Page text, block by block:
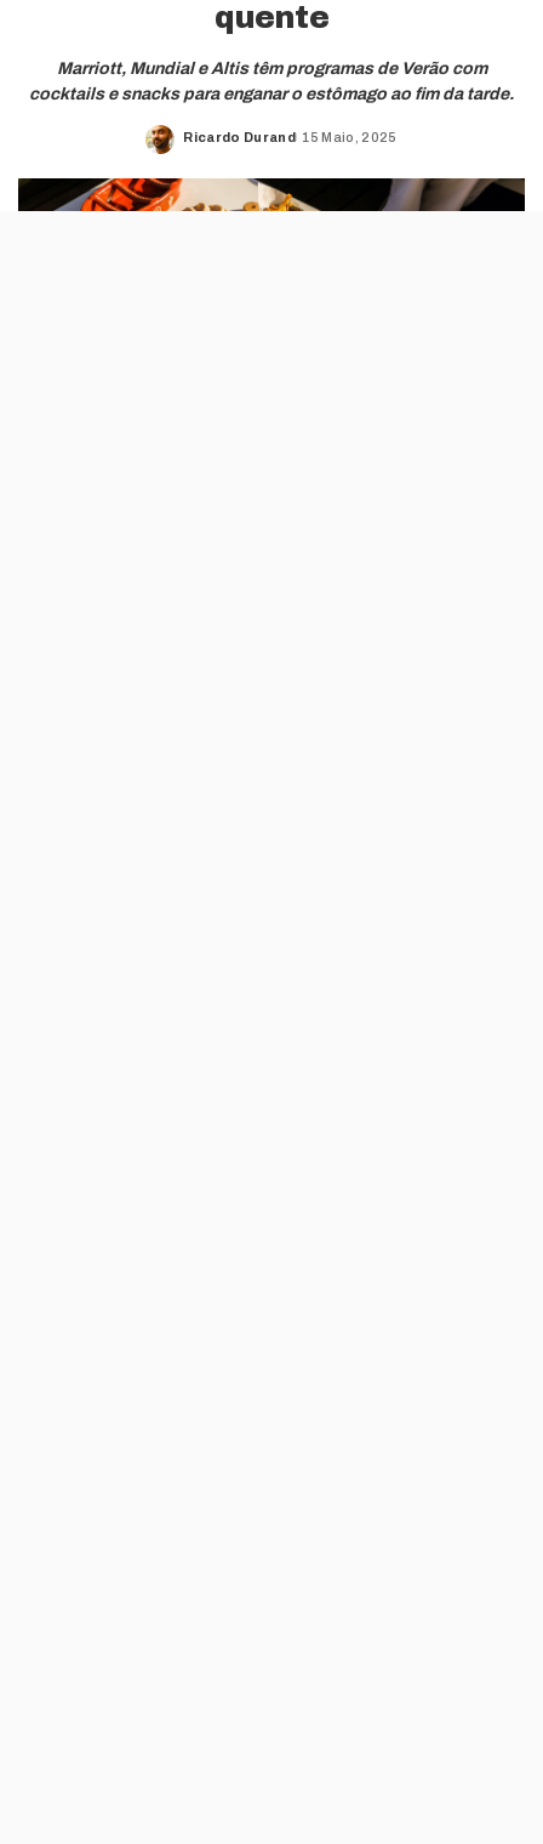
quente
Marriott, Mundial e Altis têm programas de Verão com
cocktails e snacks para enganar o estômago ao fim da tarde.
Posted
Ricardo Durand 15 Maio, 2025